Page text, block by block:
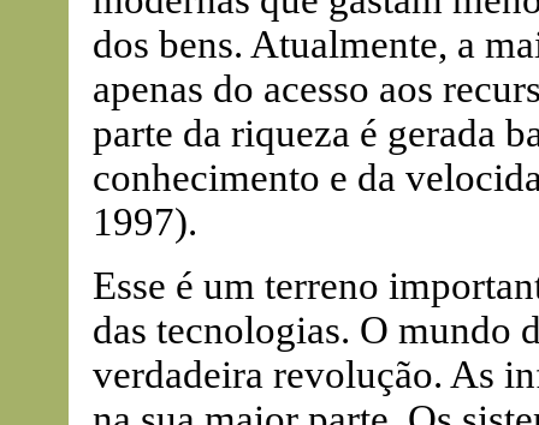
dos bens. Atualmente, a
apenas do acesso aos
parte da riqueza é gerada
conhecimento e da
1997).
Esse é um terreno
das tecnologias. O mundo
verdadeira revolução. As